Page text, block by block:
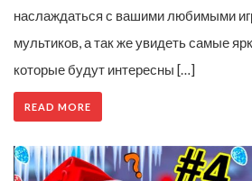
наслаждаться с вашими любимыми
мультиков, а так же увидеть самые
которые будут интересны […]
READ MORE